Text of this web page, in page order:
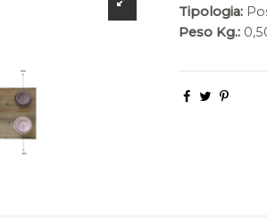
Tipologia:
Peso Kg.: